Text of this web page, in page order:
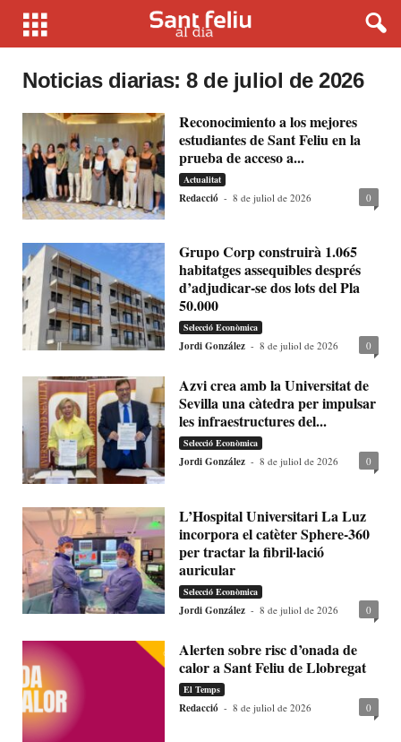
Noticias diarias: 8 de juliol de 2026
Reconocimiento a los mejores
estudiantes de Sant Feliu en la
prueba de acceso a...
Actualitat
Redacció - 8 de juliol de 2026 0
Grupo Corp construirà 1.065
habitatges assequibles després
d’adjudicar-se dos lots del Pla
50.000
Selecció Econòmica
Jordi González - 8 de juliol de 2026 0
Azvi crea amb la Universitat de
Sevilla una càtedra per impulsar
les infraestructures del...
Selecció Econòmica
Jordi González - 8 de juliol de 2026 0
L’Hospital Universitari La Luz
incorpora el catèter Sphere-360
per tractar la fibril·lació
auricular
Selecció Econòmica
Jordi González - 8 de juliol de 2026 0
Alerten sobre risc d’onada de
calor a Sant Feliu de Llobregat
El Temps
Redacció - 8 de juliol de 2026 0